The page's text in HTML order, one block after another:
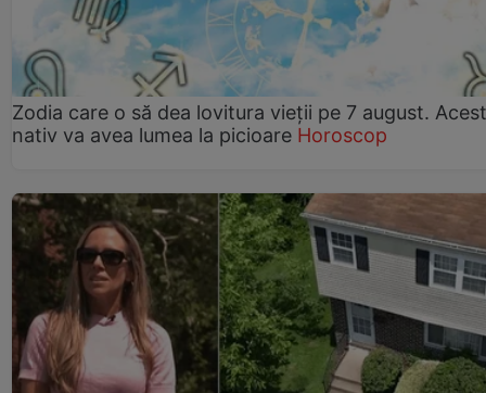
Zodia care o să dea lovitura vieții pe 7 august. Acest
nativ va avea lumea la picioare Horoscop